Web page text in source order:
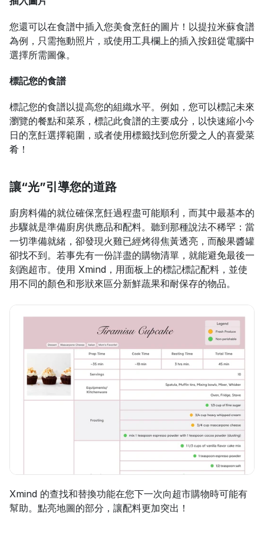
您還可以在食譜中插入您美食烹飪的圖片！以提拉米蘇食譜
為例，只需拖動照片，或使用工具欄上的插入按鈕從電腦中
選擇所需圖像。
標記您的食譜
標記您的食譜以提高您的組織水平。例如，您可以標記未來
瀏覽的餐點和菜系，標記此食譜的主要成分，以快速縮小今
日的烹飪選擇範圍，或者使用標籤找到您所愛之人的喜愛菜
肴！
讓“光”引導您的道路
廚房料備的就位確保烹飪過程盡可能順利，而其中最基本的
步驟就是準備廚房供應品和配料。聽到那種說法不稀罕：當
一切準備就緒，卻發現火雞已經烤得焦黃透亮，而酸果醬罐
卻找不到。若事先有一份詳盡的購物清單，就能避免最後一
刻跑超市。使用 Xmind，用面板上的標記標記配料，並使
用不同的顏色和形狀來區分新鮮蔬果和耐保存的物品。
Xmind 的查找和替換功能在您下一次向超市購物時可能有
幫助。點亮地圖的部分，讓配料更加突出！